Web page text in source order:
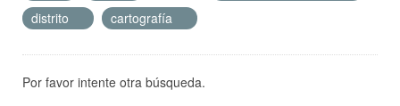
distrito
cartografía
Por favor intente otra búsqueda.